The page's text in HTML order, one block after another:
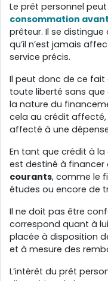
Le prêt personnel
consommation
prêteur. Il se
qu’il n’est jamais
service précis.
Il peut donc de ce fait
toute liberté sans que
la nature du
cela au crédit affecté,
affecté à une
En tant que crédit à
est destiné à financer
courants, comme le
études ou encore de
Il ne doit pas être
correspond quant à
placée à disposition
et à mesure des
L’intérêt du prêt